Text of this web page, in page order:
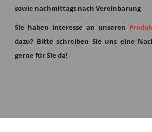
sowie nachmittags nach Vereinbarung
Sie haben Interesse an unseren
dazu? Bitte schreiben Sie uns eine
gerne für Sie da!